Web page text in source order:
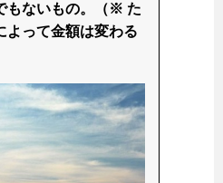
もないもの。（※ た
よって金額は変わる